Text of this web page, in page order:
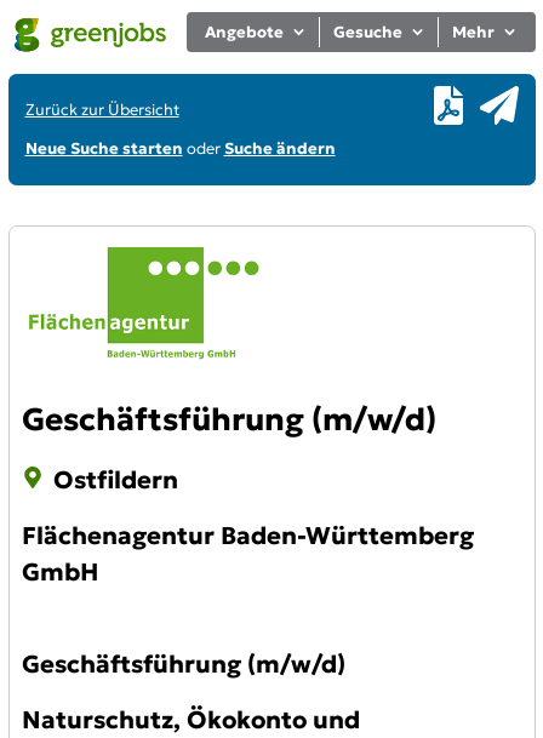
Angebote Gesuche Mehr
Zurück zur Übersicht
Neue Suche starten oderSuche ändern
Geschäftsführung (m/w/d)
Ostfildern
Flächenagentur Baden-Württemberg
GmbH
Geschäftsführung (m/w/d)
Naturschutz, Ökokonto und